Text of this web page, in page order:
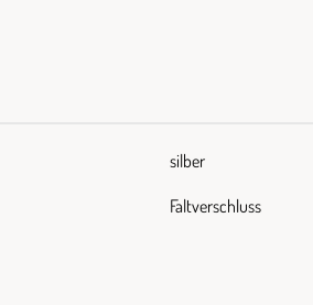
silber
Faltverschluss